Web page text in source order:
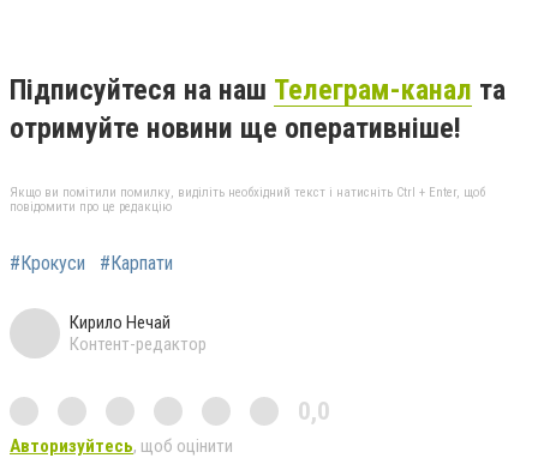
Підписуйтеся на наш Телеграм-канал та
отримуйте новини ще оперативніше!
Якщо ви помітили помилку, виділіть необхідний текст і натисніть Ctrl + Enter, щоб
повідомити про це редакцію
#Крокуси #Карпати
Кирило Нечай
Контент-редактор
0,0
Авторизуйтесь, щоб оцінити